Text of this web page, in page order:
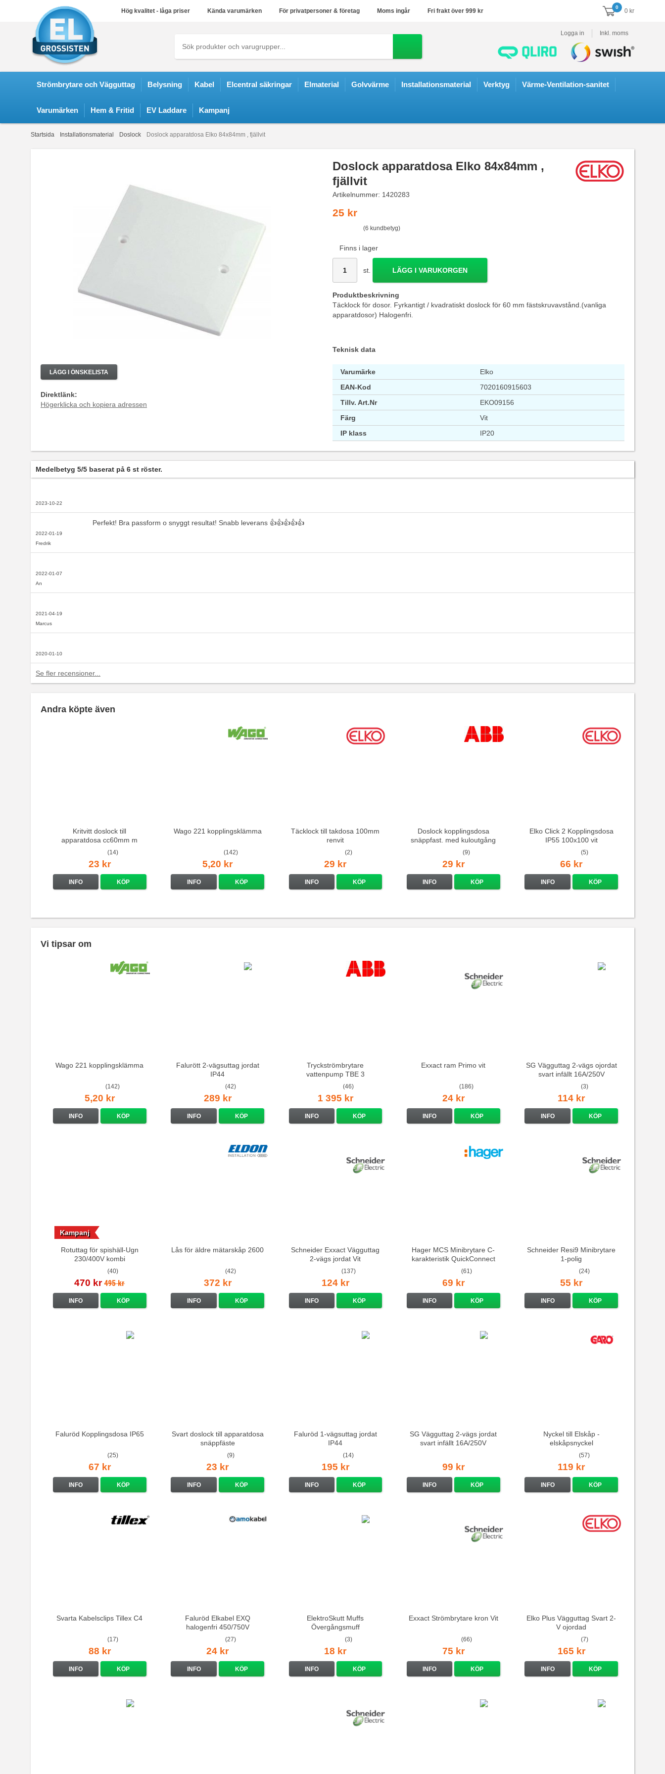
0
0 kr
Hög kvalitet - låga priser Kända varumärken För privatpersoner & företag Moms ingår Fri frakt över 999 kr
Logga in Inkl. moms
Strömbrytare och Vägguttag Belysning Kabel Elcentral säkringar Elmaterial Golvvärme Installationsmaterial Verktyg Värme-Ventilation-sanitet
Varumärken Hem & Fritid EV Laddare Kampanj
Startsida Installationsmaterial Doslock Doslock apparatdosa Elko 84x84mm , fjällvit
Doslock apparatdosa Elko 84x84mm ,
fjällvit
Artikelnummer: 1420283
25 kr
(6 kundbetyg)
Finns i lager
st. LÄGG I VARUKORGEN
Produktbeskrivning
Täcklock för dosor. Fyrkantigt / kvadratiskt doslock för 60 mm fästskruvavstånd.(vanliga
apparatdosor) Halogenfri.
Teknisk data
Varumärke
Elko
EAN-Kod
7020160915603
Tillv. Art.Nr
EKO09156
Färg
Vit
IP klass
IP20
LÄGG I ÖNSKELISTA
Direktlänk:
Högerklicka och kopiera adressen
Medelbetyg 5/5 baserat på 6 st röster.
2023-10-22
2022-01-19
Fredrik
Perfekt! Bra passform o snyggt resultat! Snabb leverans 👍👍👍👍👍
2022-01-07
An
2021-04-19
Marcus
2020-01-10
Se fler recensioner...
Andra köpte även
Kritvitt doslock till
apparatdosa cc60mm m
kuloutgång
(14)
23 kr
INFO KÖP
Wago 221 kopplingsklämma
(142)
5,20 kr
INFO KÖP
Täcklock till takdosa 100mm
renvit
(2)
29 kr
INFO KÖP
Doslock kopplingsdosa
snäppfast. med kuloutgång
KFL-U(9)
29 kr
INFO KÖP
Elko Click 2 Kopplingsdosa
IP55 100x100 vit
(5)
66 kr
INFO KÖP
Vi tipsar om
Wago 221 kopplingsklämma
(142)
5,20 kr
INFO KÖP
Falurött 2-vägsuttag jordat
IP44
(42)
289 kr
INFO KÖP
Tryckströmbrytare
vattenpump TBE 3
(46)
1 395 kr
INFO KÖP
Exxact ram Primo vit
(186)
24 kr
INFO KÖP
SG Vägguttag 2-vägs ojordat
svart infällt 16A/250V
(3)
114 kr
INFO KÖP
Rotuttag för spishäll-Ugn
230/400V kombi
(40)
Kampanj
470 kr 495 kr
INFO KÖP
Lås för äldre mätarskåp 2600
(42)
372 kr
INFO KÖP
Schneider Exxact Vägguttag
2-vägs jordat Vit
standarduttag
(137)
124 kr
INFO KÖP
Hager MCS Minibrytare C-
karakteristik QuickConnect
(61)
69 kr
INFO KÖP
Schneider Resi9 Minibrytare
1-polig
(24)
55 kr
INFO KÖP
Faluröd Kopplingsdosa IP65
(25)
67 kr
INFO KÖP
Svart doslock till apparatdosa
snäppfäste
(9)
23 kr
INFO KÖP
Faluröd 1-vägsuttag jordat
IP44
(14)
195 kr
INFO KÖP
SG Vägguttag 2-vägs jordat
svart infällt 16A/250V
99 kr
INFO KÖP
Nyckel till Elskåp -
elskåpsnyckel
(57)
119 kr
INFO KÖP
Svarta Kabelsclips Tillex C4
(17)
88 kr
INFO KÖP
Faluröd Elkabel EXQ
halogenfri 450/750V
(27)
24 kr
INFO KÖP
ElektroSkutt Muffs
Övergångsmuff
(3)
18 kr
INFO KÖP
Exxact Strömbrytare kron Vit
(66)
75 kr
INFO KÖP
Elko Plus Vägguttag Svart 2-
V ojordad
(7)
165 kr
INFO KÖP